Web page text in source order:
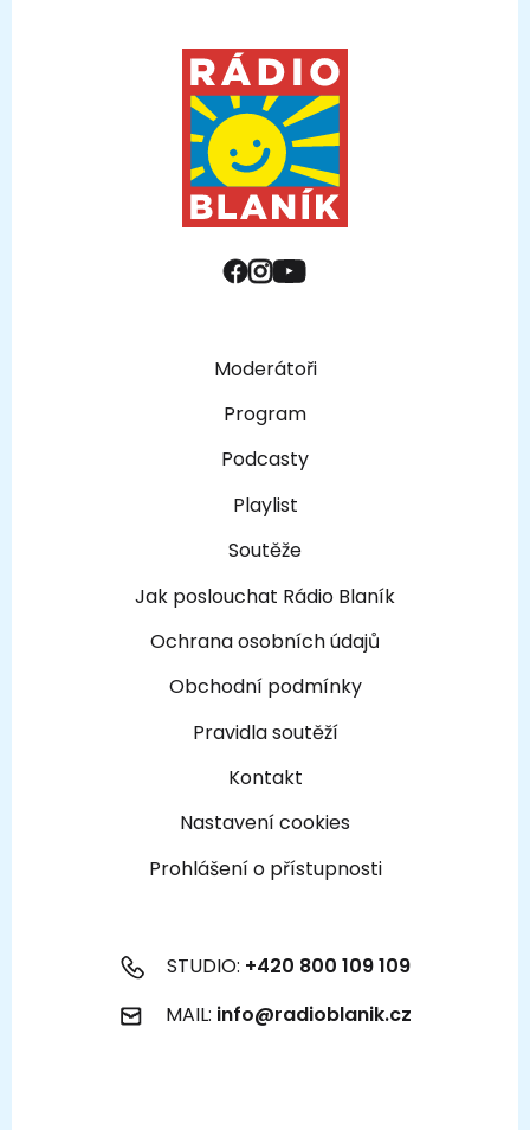
Moderátoři
Program
Podcasty
Playlist
Soutěže
Jak poslouchat Rádio Blaník
Ochrana osobních údajů
Obchodní podmínky
Pravidla soutěží
Kontakt
Nastavení cookies
Prohlášení o přístupnosti
STUDIO: +420 800 109 109
MAIL: info@radioblanik.cz